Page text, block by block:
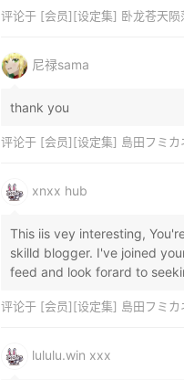
magnificent, let…
评论于 [会员][设定集] 卧龙苍天陨落 公式
尼禄sama
thank you
评论于 [会员][设定集] 島田フミカネ ART WORKS EXTRA
xnxx hub
This iis vey interesting,
skilld blogger. I've joined
feed and look forard to
评论于 [会员][设定集] 島田フミカネ ART WORKS EXTRA
lululu.win xxx